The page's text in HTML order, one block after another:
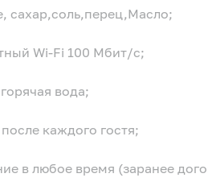
сахар,соль,перец,Масло;
Wi-Fi 100 Мбит/с;
вода;
каждого гостя;
в любое время (заранее